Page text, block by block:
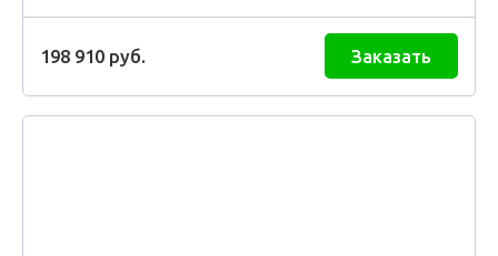
198 910 руб. Заказать